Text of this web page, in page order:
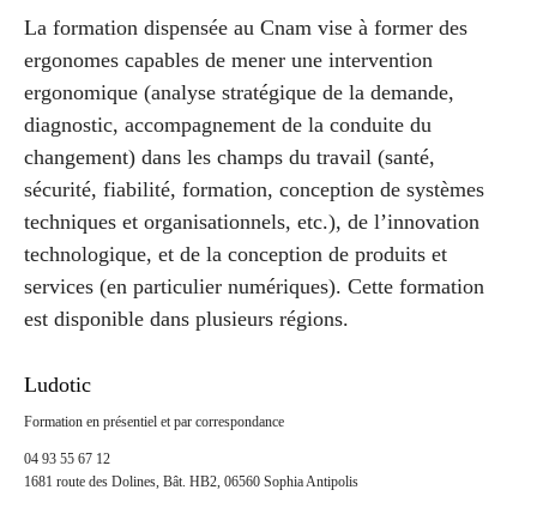
La formation dispensée au Cnam vise à former des
ergonomes capables de mener une intervention
ergonomique (analyse stratégique de la demande,
diagnostic, accompagnement de la conduite du
changement) dans les champs du travail (santé,
sécurité, fiabilité, formation, conception de systèmes
techniques et organisationnels, etc.), de l’innovation
technologique, et de la conception de produits et
services (en particulier numériques). Cette formation
est disponible dans plusieurs régions.
Ludotic
Formation en présentiel et par correspondance
04 93 55 67 12
1681 route des Dolines, Bât. HB2, 06560 Sophia Antipolis